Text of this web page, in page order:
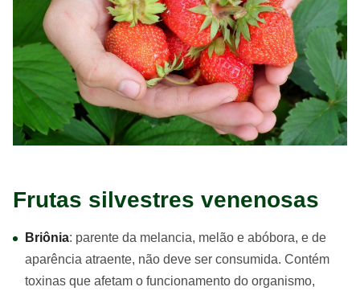
Frutas silvestres venenosas
Briônia: parente da melancia, melão e abóbora, e de
aparência atraente, não deve ser consumida. Contém
toxinas que afetam o funcionamento do organismo,